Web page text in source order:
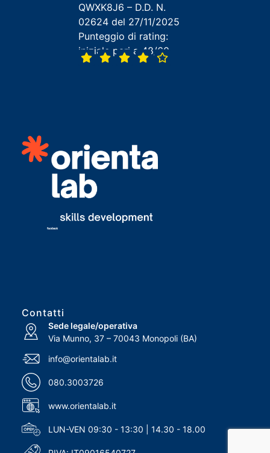
Contatti
Sede legale/operativa
Via Munno, 37 – 70043 Monopoli (BA)
info@orientalab.it
080.3003726
www.orientalab.it
LUN-VEN 09:30 - 13:30 | 14.30 - 18.00
QWXK8J6 – D.D. N.
02624 del 27/11/2025
Punteggio di rating:
iniziale pari a 48/60